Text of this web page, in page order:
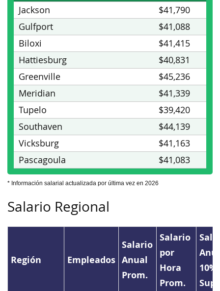
Jackson
$41,790
Gulfport
$41,088
Biloxi
$41,415
Hattiesburg
$40,831
Greenville
$45,236
Meridian
$41,339
Tupelo
$39,420
Southaven
$44,139
Vicksburg
$41,163
Pascagoula
$41,083
* Información salarial actualizada por última vez en 2026
Salario Regional
Región Empleados
Salario
Anual
Prom.
Salario
por
Hora
Prom.
10%